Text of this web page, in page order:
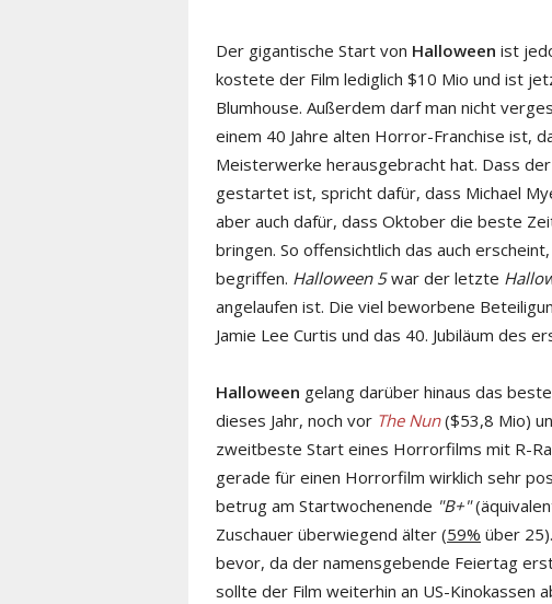
Der gigantische Start von Halloween ist
kostete der Film lediglich $10 Mio und ist
Blumhouse. Außerdem darf man nicht
einem 40 Jahre alten Horror-Franchise ist,
Meisterwerke herausgebracht hat. Dass
gestartet ist, spricht dafür, dass Michael
aber auch dafür, dass Oktober die beste
bringen. So offensichtlich das auch
begriffen. Halloween 5war der letzte
angelaufen ist. Die viel beworbene
Jamie Lee Curtis und das 40. Jubiläum des
Halloween gelang darüber hinaus das
dieses Jahr, noch vor The Nun($53,8 Mio)
zweitbeste Start eines Horrorfilms mit R-
gerade für einen Horrorfilm wirklich sehr
betrug am Startwochenende "B+"
Zuschauer überwiegend älter (59% über
bevor, da der namensgebende Feiertag
sollte der Film weiterhin an US-Kinokassen